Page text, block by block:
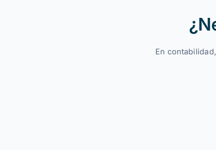
En